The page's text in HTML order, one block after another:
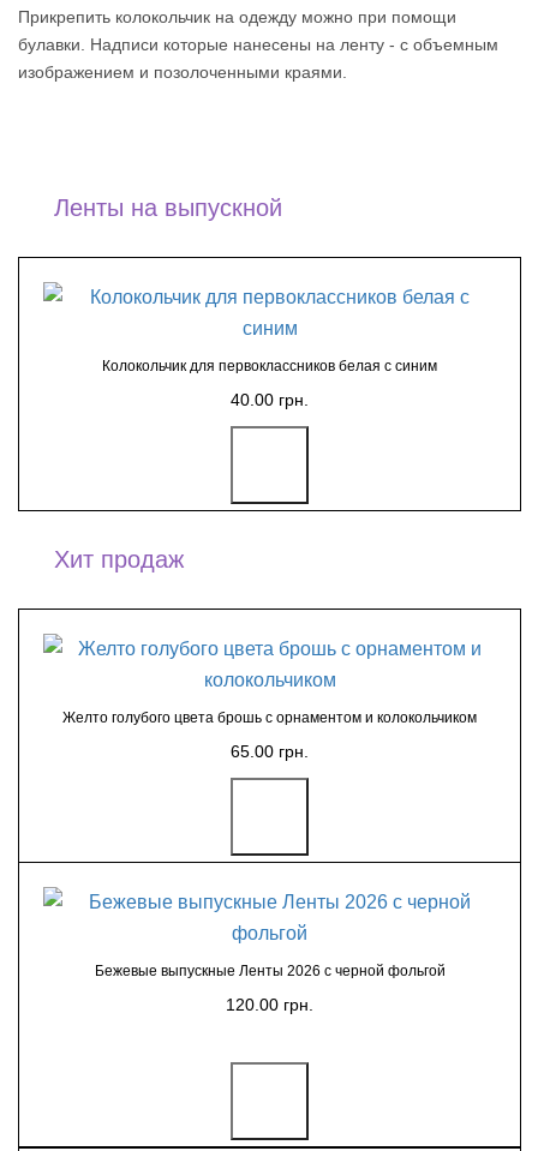
Прикрепить колокольчик на одежду можно при помощи
булавки. Надписи которые нанесены на ленту - с объемным
изображением и позолоченными краями.
Ленты на выпускной
Колокольчик для первоклассников белая с синим
40.00 грн.
Хит продаж
Желто голубого цвета брошь с орнаментом и колокольчиком
65.00 грн.
Бежевые выпускные Ленты 2026 с черной фольгой
120.00 грн.